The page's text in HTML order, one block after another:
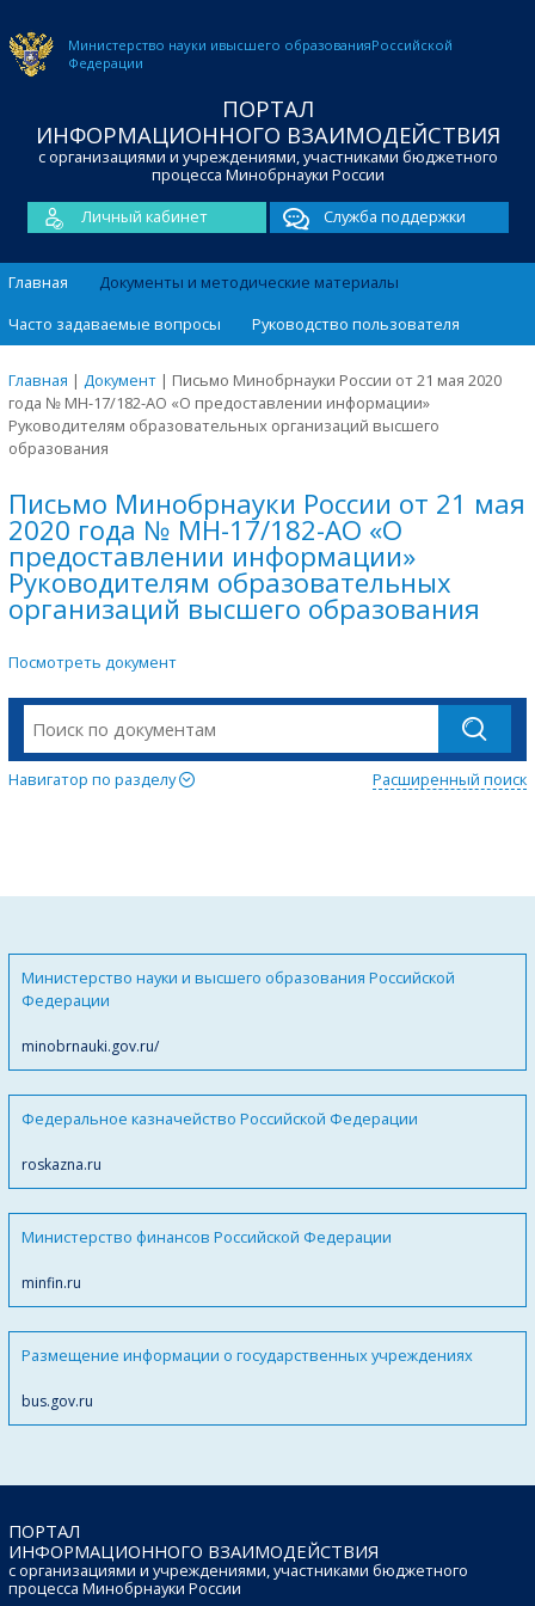
Министерство науки ивысшего образованияРоссийской
Федерации
ПОРТАЛ
ИНФОРМАЦИОННОГО ВЗАИМОДЕЙСТВИЯ
с организациями и учреждениями, участниками бюджетного
процесса Минобрнауки России
Личный кабинет
Служба поддержки
Главная
Документы и методические материалы
Часто задаваемые вопросы
Руководство пользователя
Главная | Документ | Письмо Минобрнауки России от 21 мая 2020
года № МН-17/182-АО «О предоставлении информации»
Руководителям образовательных организаций высшего
образования
Письмо Минобрнауки России от 21 мая
2020 года № МН-17/182-АО «О
предоставлении информации»
Руководителям образовательных
организаций высшего образования
Посмотреть документ
Навигатор по разделу Расширенный поиск
Министерство науки и высшего образования Российской
Федерации
minobrnauki.gov.ru/
Федеральное казначейство Российской Федерации
roskazna.ru
Министерство финансов Российской Федерации
minfin.ru
Размещение информации о государственных учреждениях
bus.gov.ru
ПОРТАЛ
ИНФОРМАЦИОННОГО ВЗАИМОДЕЙСТВИЯ
с организациями и учреждениями, участниками бюджетного
процесса Минобрнауки России